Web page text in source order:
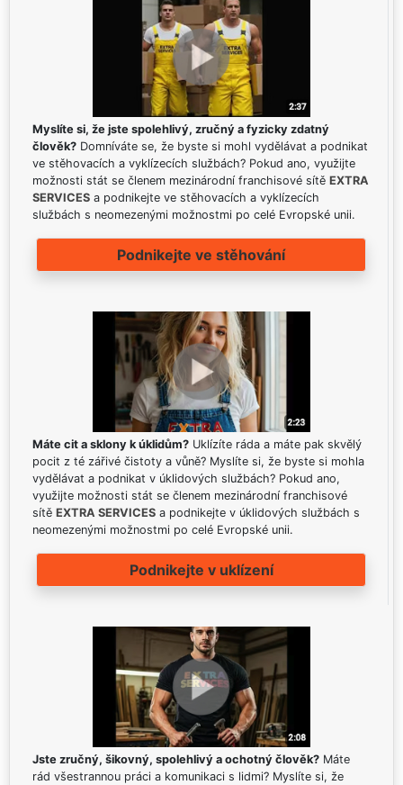
Myslíte si, že jste spolehlivý, zručný a fyzicky zdatný
člověk? Domníváte se, že byste si mohl vydělávat a podnikat
ve stěhovacích a vyklízecích službách? Pokud ano, využijte
možnosti stát se členem mezinárodní franchisové sítě EXTRA
SERVICES a podnikejte ve stěhovacích a vyklízecích
službách s neomezenými možnostmi po celé Evropské unii.
Podnikejte ve stěhování
Máte cit a sklony k úklidům? Uklízíte ráda a máte pak skvělý
pocit z té zářivé čistoty a vůně? Myslíte si, že byste si mohla
vydělávat a podnikat v úklidových službách? Pokud ano,
využijte možnosti stát se členem mezinárodní franchisové
sítě EXTRA SERVICES a podnikejte v úklidových službách s
neomezenými možnostmi po celé Evropské unii.
Podnikejte v uklízení
Jste zručný, šikovný, spolehlivý a ochotný člověk? Máte
rád všestrannou práci a komunikaci s lidmi? Myslíte si, že